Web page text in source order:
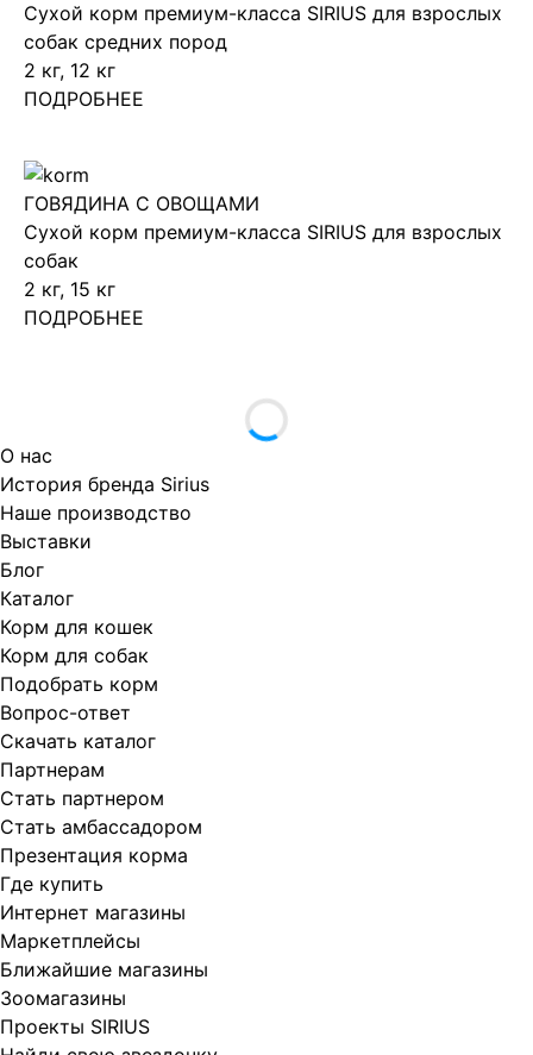
Сухой корм премиум-класса SIRIUS для взрослых
собак средних пород
2 кг, 12 кг
ПОДРОБНЕЕ
ГОВЯДИНА С ОВОЩАМИ
Сухой корм премиум-класса SIRIUS для взрослых
собак
2 кг, 15 кг
ПОДРОБНЕЕ
О нас
История бренда Sirius
Наше производство
Выставки
Блог
Каталог
Корм для кошек
Корм для собак
Подобрать корм
Вопрос-ответ
Скачать каталог
Партнерам
Стать партнером
Стать амбассадором
Презентация корма
Где купить
Интернет магазины
Маркетплейсы
Ближайшие магазины
Зоомагазины
Проекты SIRIUS